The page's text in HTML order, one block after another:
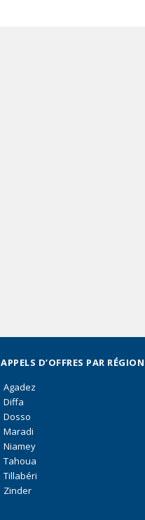
APPELS D’OFFRES PAR RÉGION
Agadez
Diffa
Dosso
Maradi
Niamey
Tahoua
Tillabéri
Zinder